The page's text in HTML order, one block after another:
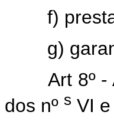
f)
g)
Art 8º
dos nº s VI